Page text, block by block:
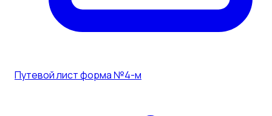
Путевой лист форма №4-м